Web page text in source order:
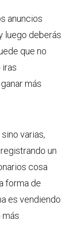
anuncios
luego deberás
que no
iras
más
varias,
un
cosa
forma de
es vendiendo